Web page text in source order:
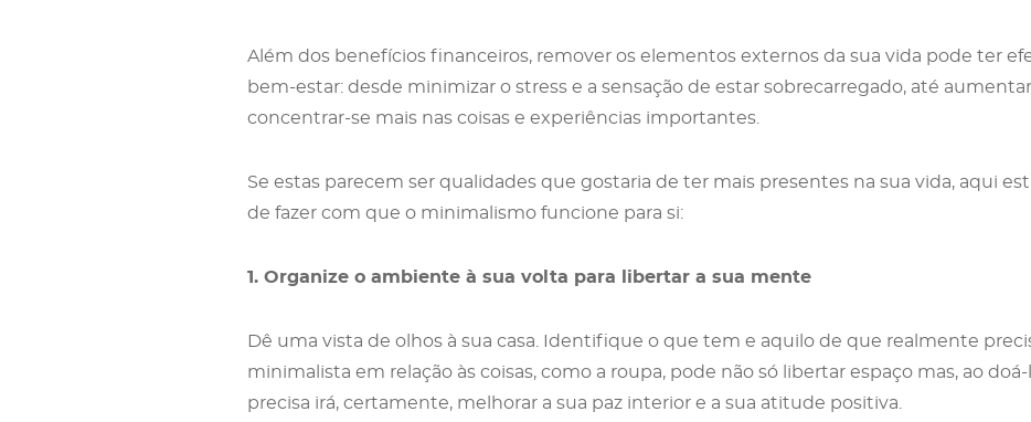
Além dos benefícios financeiros, remover os elementos externos da sua vida pode ter
bem-estar: desde minimizar o stress e a sensação de estar sobrecarregado, até
concentrar-se mais nas coisas e experiências importantes.
Se estas parecem ser qualidades que gostaria de ter mais presentes na sua vida, aqui
de fazer com que o minimalismo funcione para si:
1. Organize o ambiente à sua volta para libertar a sua mente
Dê uma vista de olhos à sua casa. Identifique o que tem e aquilo de que realmente
minimalista em relação às coisas, como a roupa, pode não só libertar espaço mas, ao
precisa irá, certamente, melhorar a sua paz interior e a sua atitude positiva.